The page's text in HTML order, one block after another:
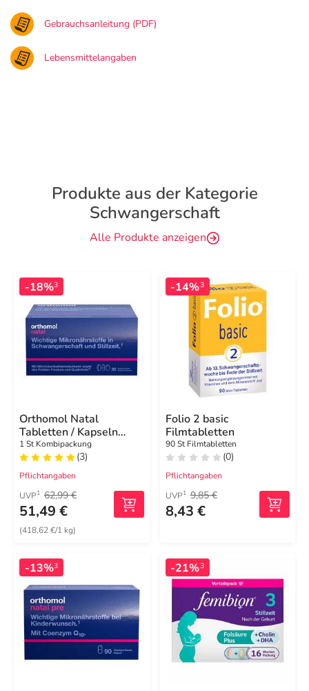
Gebrauchsanleitung (PDF)
Lebensmittelangaben
Produkte aus der Kategorie
Schwangerschaft
Alle Produkte anzeigen
-18%3
Orthomol Natal
Tabletten / Kapseln
Kombipackung
1 St Kombipackung
(3)
Pflichtangaben
UVP1 62,99 €
51,49 €
(418,62 €/1 kg)
-14%3
Folio 2 basic
Filmtabletten
90 St Filmtabletten
(0)
Pflichtangaben
UVP1 9,85 €
8,43 €
-13%3 -21%3